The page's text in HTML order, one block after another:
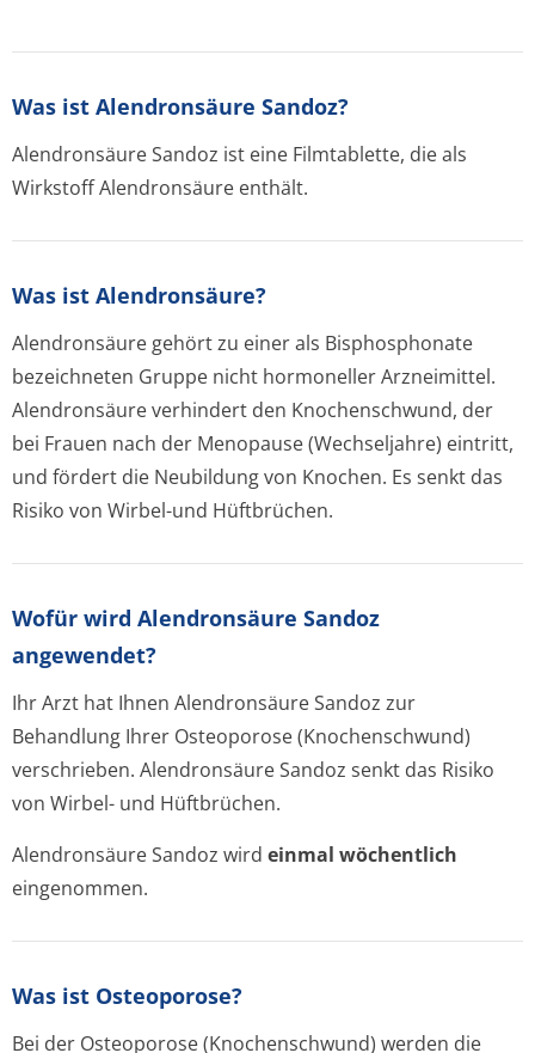
Was ist Alendronsäure Sandoz?
Alendronsäure Sandoz ist eine Filmtablette, die als
Wirkstoff Alendronsäure enthält.
Was ist Alendronsäure?
Alendronsäure gehört zu einer als Bisphosphonate
bezeichneten Gruppe nicht hormoneller Arzneimittel.
Alendronsäure verhindert den Knochenschwund, der
bei Frauen nach der Menopause (Wechseljahre) eintritt,
und fördert die Neubildung von Knochen. Es senkt das
Risiko von Wirbel-und Hüftbrüchen.
Wofür wird Alendronsäure Sandoz
angewendet?
Ihr Arzt hat Ihnen Alendronsäure Sandoz zur
Behandlung Ihrer Osteoporose (Knochenschwund)
verschrieben. Alendronsäure Sandoz senkt das Risiko
von Wirbel- und Hüftbrüchen.
Alendronsäure Sandoz wird einmal wöchentlich
eingenommen.
Was ist Osteoporose?
Bei der Osteoporose (Knochenschwund) werden die